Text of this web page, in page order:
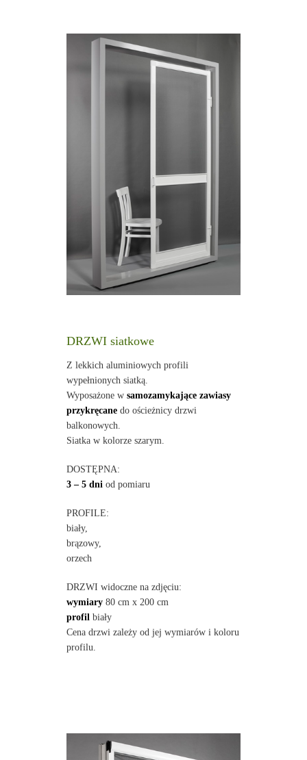
DRZWI siatkowe
Z lekkich aluminiowych profili
wypełnionych siatką.
Wyposażone w samozamykające zawiasy
przykręcanedo ościeżnicy drzwi
balkonowych.
Siatka w kolorze szarym.
DOSTĘPNA:
3 – 5 dniod pomiaru
PROFILE:
biały,
brązowy,
orzech
DRZWI widoczne na zdjęciu:
wymiary80 cm x 200 cm
profilbiały
Cena drzwi zależy od jej wymiarów i koloru
profilu.